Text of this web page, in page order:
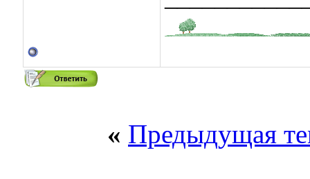
« Предыдущая